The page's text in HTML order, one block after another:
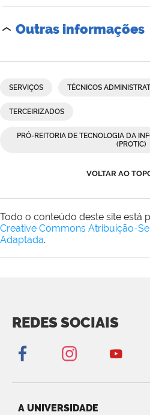
Outras informações
SERVIÇOS TÉCNICOS
TERCEIRIZADOS
PRÓ-REITORIA DE TECNOLOGIA DA
(PROTIC)
VOLTAR AO
Todo o conteúdo deste site está
Creative Commons Atribuição-
Adaptada.
REDES SOCIAIS
A UNIVERSIDADE